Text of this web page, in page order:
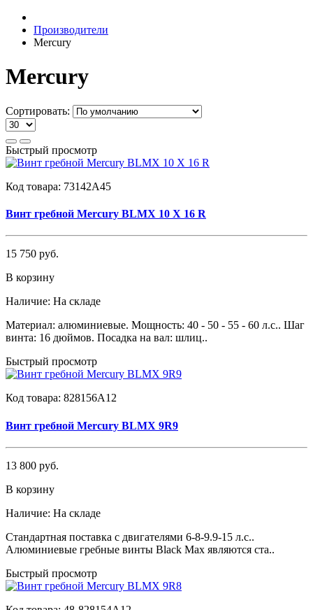
Производители
Mercury
Mercury
Сортировать:
Быстрый просмотр
Код товара: 73142А45
Винт гребной Mercury BLMX 10 X 16 R
15 750 руб.
В корзину
Наличие: На складе
Материал: алюминиевые. Мощность: 40 - 50 - 55 - 60 л.с.. Шаг
винта: 16 дюймов. Посадка на вал: шлиц..
Быстрый просмотр
Код товара: 828156A12
Винт гребной Mercury BLMX 9R9
13 800 руб.
В корзину
Наличие: На складе
Стандартная поставка с двигателями 6-8-9.9-15 л.с..
Алюминиевые гребные винты Black Max являются ста..
Быстрый просмотр